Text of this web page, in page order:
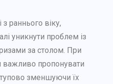
раннього віку,
уникнути проблем із
за столом. При
важливо пропонувати
зменшуючи їх